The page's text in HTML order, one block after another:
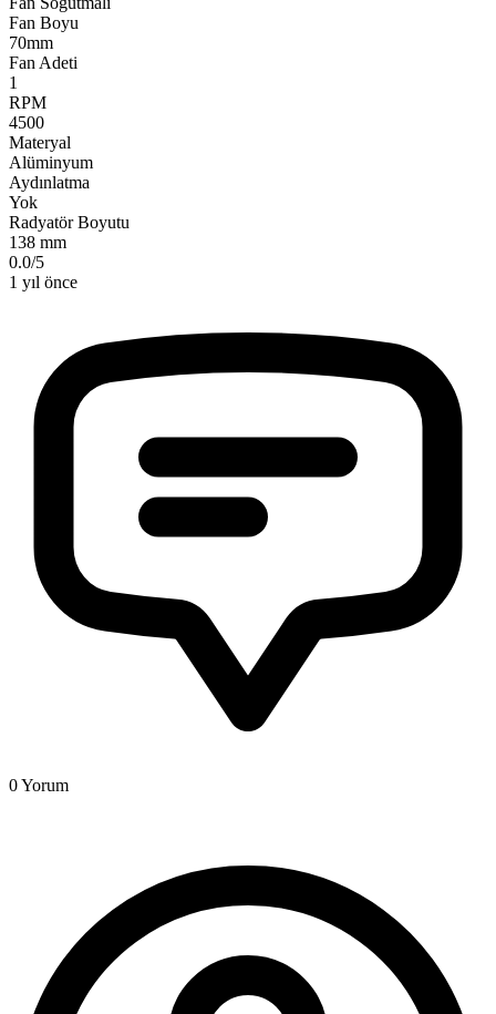
Fan Boyu
70mm
Fan Adeti
1
RPM
4500
Materyal
Alüminyum
Aydınlatma
Yok
Radyatör Boyutu
138 mm
0.0/5
1 yıl önce
0Yorum